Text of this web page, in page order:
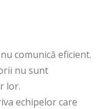
comunică eficient.
nu sunt
lor.
echipelor care